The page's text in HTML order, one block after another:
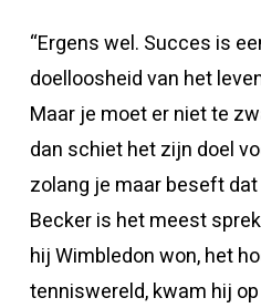
“Ergens wel. Succes is
doelloosheid van het
Maar je moet er niet te
dan schiet het zijn doel
zolang je maar beseft
Becker is het meest
hij Wimbledon won, het
tenniswereld, kwam hij